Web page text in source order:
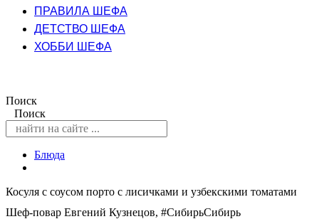
ПРАВИЛА ШЕФА
ДЕТСТВО ШЕФА
ХОББИ ШЕФА
Поиск
Поиск
Блюда
Косуля с соусом порто с лисичками и узбекскими томатами
Шеф-повар Евгений Кузнецов, #СибирьСибирь